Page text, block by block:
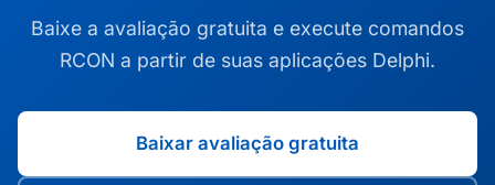
Baixe a avaliação gratuita e execute comandos
RCON a partir de suas aplicações Delphi.
Baixar avaliação gratuita